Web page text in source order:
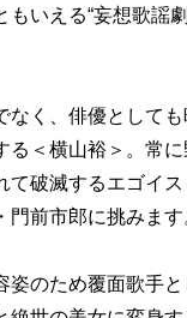
いえる“妄想歌謡
なく、俳優としても
る＜横山裕＞。常
て破滅するエゴイ
前市郎に挑みます
姿のため覆面歌手